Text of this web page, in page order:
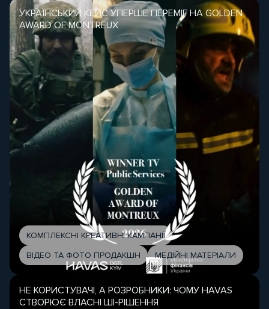
УКРАЇНСЬКИЙ КЕЙС УПЕРШЕ ПЕРЕМІГ НА GOLDEN
AWARD OF MONTREUX
КОМПЛЕКСНІ КРЕАТИВНІ КАМПАНІЇ
ВІДЕО ТА ФОТО ПРОДАКШН
МЕДІЙНІ МАТЕРІАЛИ
НЕ КОРИСТУВАЧІ, А РОЗРОБНИКИ: ЧОМУ HAVAS
СТВОРЮЄ ВЛАСНІ ШІ-РІШЕННЯ